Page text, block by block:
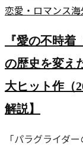
恋愛・ロマンス海
『愛の不時着
の歴史を変え
大ヒット作（
解説】
「パラグライダ